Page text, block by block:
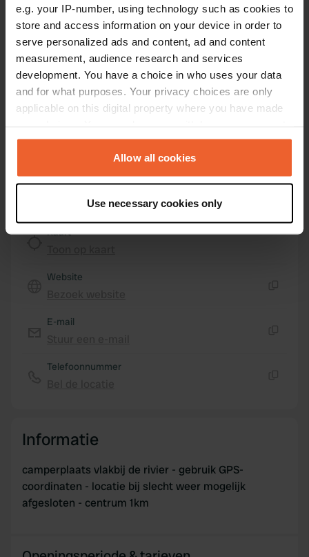
e.g. your IP-number, using technology such as cookies to
store and access information on your device in order to
serve personalized ads and content, ad and content
measurement, audience research and services
development. You have a choice in who uses your data
and for what purposes. Your privacy choices are only
applicable on this digital property where you have made
any time from the Cookie Declaration or by clicking on
the Privacy trigger icon.
Collect information about your geographical location
which can be accurate to within several meters
Find out more about how your personal data is processed
We use cookies to personalise content and ads, to
We also share information about your use of our site with
Allow all cookies
Use necessary cookies only
Route du Vin 2
5405, Remich, Luxemburg
Kopiëren
Coördinaten
49° 32' 21" N 6° 21' 46" E
49.53903 6.36268
Upgrade naarPRO+ PRO+
Kaart
Website
E-mail
Telefoonnummer
Informatie
camperplaats vlakbij de rivier - gebruik GPS-
coordinaten - locatie bij slecht weer mogelijk
afgesloten - centrum 1km